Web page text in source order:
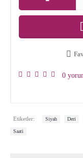
0
Etiketler: Siyah Deri
Saati